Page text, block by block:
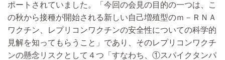
ポートされていました。「今回の会見の目的の一つは、こ
の秋から接種が開始される新しい自己増殖型のｍ－ＲＮＡ
ワクチン、レプリコンワクチンの安全性についての科学的
見解を知ってもらうこと」であり、そのレプリコンワクチ
ンの懸念リスクとして４つ「すなわち、①スパイクタンパ